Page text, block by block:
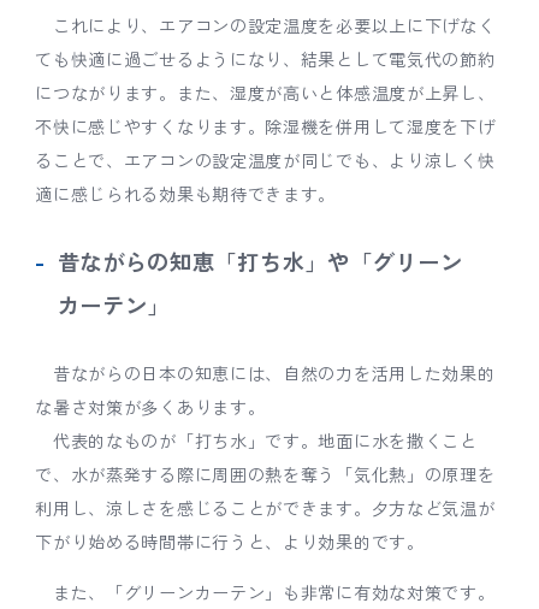
これにより、エアコンの設定温度を必要以上に下げなく
ても快適に過ごせるようになり、結果として電気代の節約
につながります。また、湿度が高いと体感温度が上昇し、
不快に感じやすくなります。除湿機を併用して湿度を下げ
ることで、エアコンの設定温度が同じでも、より涼しく快
適に感じられる効果も期待できます。
昔ながらの知恵「打ち水」や「グリーン
カーテン」
昔ながらの日本の知恵には、自然の力を活用した効果的
な暑さ対策が多くあります。
代表的なものが「打ち水」です。地面に水を撒くこと
で、水が蒸発する際に周囲の熱を奪う「気化熱」の原理を
利用し、涼しさを感じることができます。夕方など気温が
下がり始める時間帯に行うと、より効果的です。
また、「グリーンカーテン」も非常に有効な対策です。